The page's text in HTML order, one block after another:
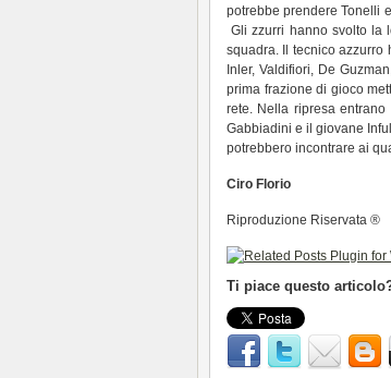
potrebbe prendere Tonelli
Gli zzurri hanno svolto la
squadra. Il tecnico azzurro
Inler, Valdifiori, De
prima frazione di gioco
rete. Nella ripresa
Gabbiadini e il giovane
potrebbero incontrare ai
Ciro Florio
Riproduzione Riservata ®
Ti piace questo